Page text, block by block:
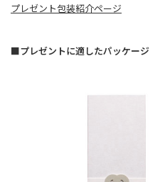
プレゼント包装紹介ページ
■プレゼントに適したパッケージ